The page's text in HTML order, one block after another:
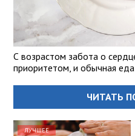
С возрастом забота о
приоритетом, и обычная
ЧИТАТЬ
ЛУЧШЕЕ